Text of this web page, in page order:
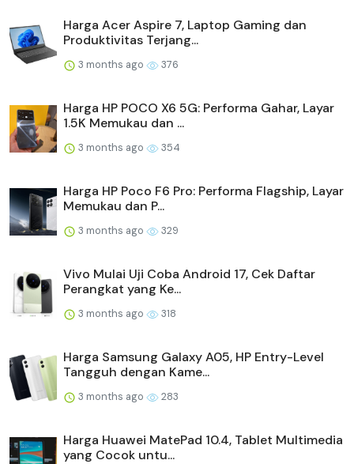
Harga Acer Aspire 7, Laptop Gaming dan
Produktivitas Terjang...
3 months ago 376
Harga HP POCO X6 5G: Performa Gahar, Layar
1.5K Memukau dan ...
3 months ago 354
Harga HP Poco F6 Pro: Performa Flagship, Layar
Memukau dan P...
3 months ago 329
Vivo Mulai Uji Coba Android 17, Cek Daftar
Perangkat yang Ke...
3 months ago 318
Harga Samsung Galaxy A05, HP Entry-Level
Tangguh dengan Kame...
3 months ago 283
Harga Huawei MatePad 10.4, Tablet Multimedia
yang Cocok untu...